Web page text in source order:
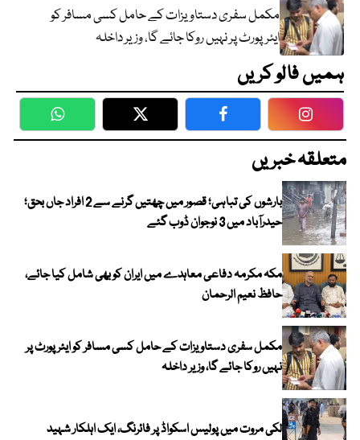
مکمل سفری دستاویزات کے حامل کسی مسافر کو
ایئرپورٹ پر نہیں روکا جائے گا، وزیر داخلہ
ہمیں فالو کریں
WhatsApp Twitter Facebook
متعلقہ خبریں
بارشوں کی تباہی؛ قصور میں چھتیں گرنے سے 2 افراد جاں بحق؛
حیدرآباد میں 3 نوجوان ڈوب گئے
مکہ مکرمہ دفاعی معاہدے میں ایران کو بھی شامل کیا جائے،
حافظ نعیم الرحمان
مکمل سفری دستاویزات کے حامل کسی مسافر کو ایئرپورٹ پر
نہیں روکا جائے گا، وزیر داخلہ
لکی مروت میں پولیس اسکواڈ پر فائرنگ، ایک اہلکار شہید